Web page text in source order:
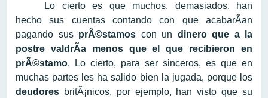
Lo cierto es que muchos, demasiados, han
hecho sus cuentas contando con que acabarÃ­an
pagando sus prÃ©stamos con un dinero que a la
postre valdrÃ­a menos que el que recibieron en
prÃ©stamo. Lo cierto, para ser sinceros, es que en
muchas partes les ha salido bien la jugada, porque los
deudores britÃ¡nicos, por ejemplo, han visto que su